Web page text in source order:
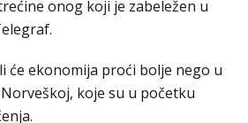
onog koji je zabeležen u
će ekonomija proći bolje nego u
koje su u početku